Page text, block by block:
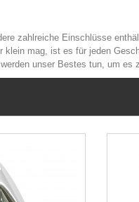
zahlreiche Einschlüsse
mag, ist es für jeden
unser Bestes tun, um es